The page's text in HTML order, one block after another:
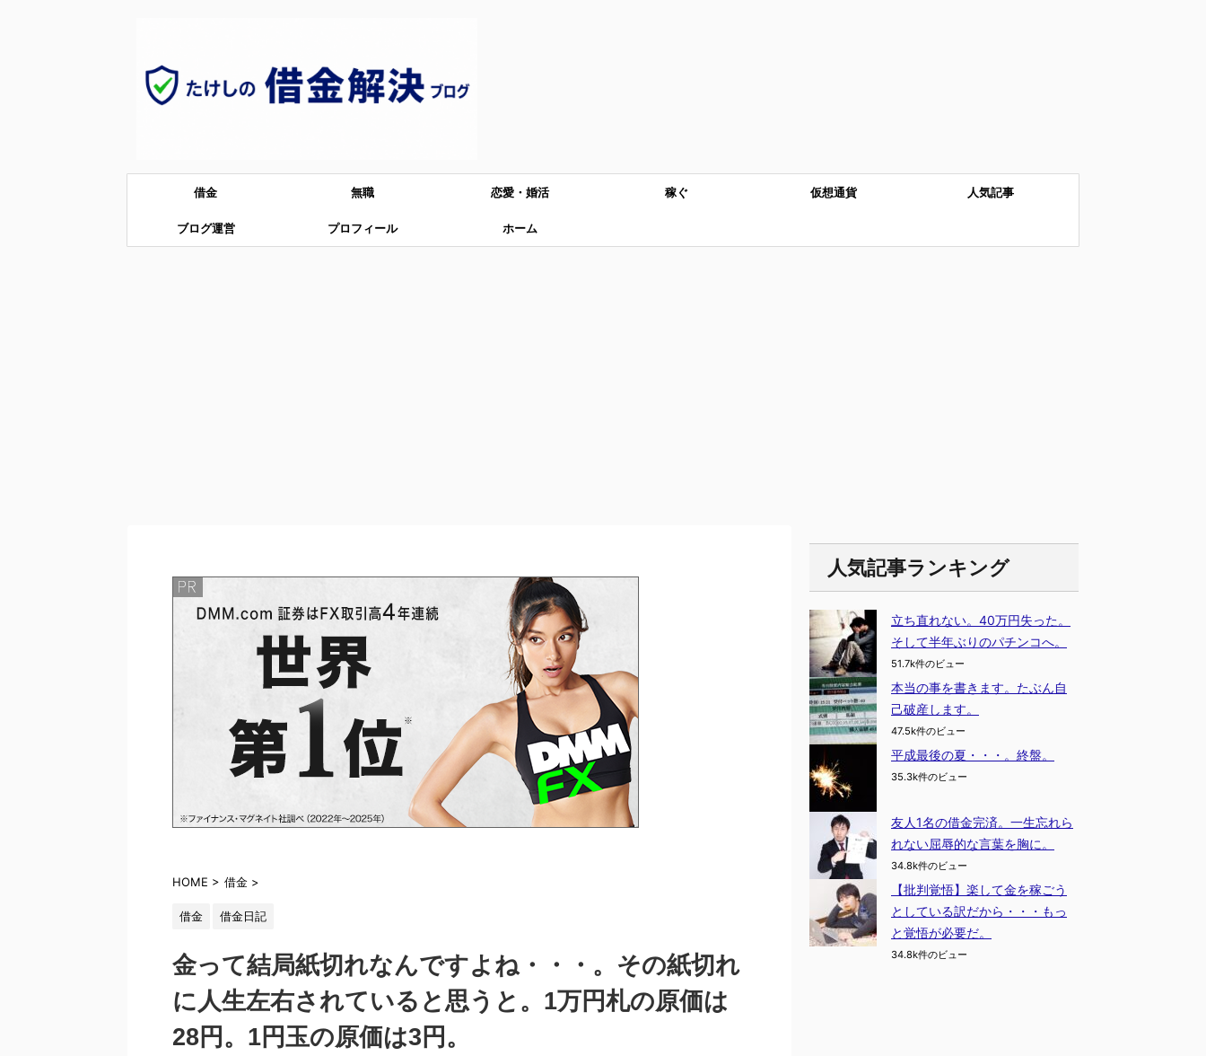
借金 無職 恋愛・婚活 稼ぐ 仮想通貨 人気記事
ブログ運営 プロフィール ホーム
HOME > 借金 >
借金 借金日記
金って結局紙切れなんですよね・・・。その紙切れ
に人生左右されていると思うと。1万円札の原価は
28円。1円玉の原価は3円。
人気記事ランキング
立ち直れない。40万円失った。
そして半年ぶりのパチンコへ。
51.7k件のビュー
本当の事を書きます。たぶん自
己破産します。
47.5k件のビュー
平成最後の夏・・・。終盤。
35.3k件のビュー
友人1名の借金完済。一生忘れら
れない屈辱的な言葉を胸に。
34.8k件のビュー
【批判覚悟】楽して金を稼ごう
としている訳だから・・・もっ
と覚悟が必要だ。
34.8k件のビュー